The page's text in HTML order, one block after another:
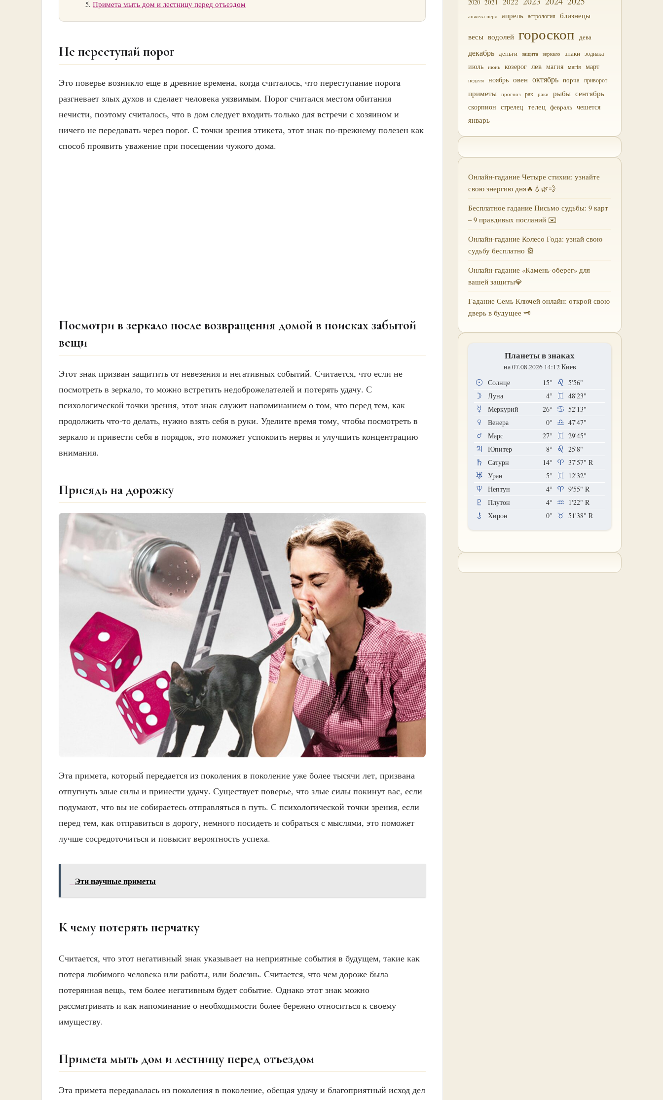
Примета мыть дом и лестницу перед отъездом
Не переступай порог
Это поверье возникло еще в древние времена, когда считалось, что переступание порога
разгневает злых духов и сделает человека уязвимым. Порог считался местом обитания
нечисти, поэтому считалось, что в дом следует входить только для встречи с хозяином и
ничего не передавать через порог. С точки зрения этикета, этот знак по-прежнему полезен как
способ проявить уважение при посещении чужого дома.
Посмотри в зеркало после возвращения домой в поисках забытой
вещи
Этот знак призван защитить от невезения и негативных событий. Считается, что если не
посмотреть в зеркало, то можно встретить недоброжелателей и потерять удачу. С
психологической точки зрения, этот знак служит напоминанием о том, что перед тем, как
продолжить что-то делать, нужно взять себя в руки. Уделите время тому, чтобы посмотреть в
зеркало и привести себя в порядок, это поможет успокоить нервы и улучшить концентрацию
внимания.
Присядь на дорожку
Эта примета, который передается из поколения в поколение уже более тысячи лет, призвана
отпугнуть злые силы и принести удачу. Существует поверье, что злые силы покинут вас, если
подумают, что вы не собираетесь отправляться в путь. С психологической точки зрения, если
перед тем, как отправиться в дорогу, немного посидеть и собраться с мыслями, это поможет
лучше сосредоточиться и повысит вероятность успеха.
Эти научные приметы
К чему потерять перчатку
Считается, что этот негативный знак указывает на неприятные события в будущем, такие как
потеря любимого человека или работы, или болезнь. Считается, что чем дороже была
потерянная вещь, тем более негативным будет событие. Однако этот знак можно
рассматривать и как напоминание о необходимости более бережно относиться к своему
имуществу.
Примета мыть дом и лестницу перед отъездом
Эта примета передавалась из поколения в поколение, обещая удачу и благоприятный исход дел
2020 2021
анжела перл апрель астрология близнецы
весы водолей гороскоп дева
декабрь деньги защита зеркало знаки зодиака
июль июнь козерог лев магия магія март
неделя ноябрь овен октябрь порча приворот
приметы прогноз рак раки рыбы сентябрь
скорпион стрелец телец февраль чешется
январь
Онлайн-гадание Четыре стихии: узнайте
свою энергию дня🔥💧🌿💨
Бесплатное гадание Письмо судьбы: 9 карт
– 9 правдивых посланий ✉️
Онлайн-гадание Колесо Года: узнай свою
судьбу бесплатно 🎡
Онлайн-гадание «Камень-оберег» для
вашей защиты💎
Гадание Семь Ключей онлайн: открой свою
дверь в будущее 🗝
Планеты в знаках
на 07.08.2026 14:12 Киев
Солнце 15°
5'56"
Луна
4°
48'23"
Меркурий
26°
52'13"
Венера
0°
47'47"
Марс
27°
29'45"
Юпитер
8°
25'8"
Сатурн
14° 37'57" R
Уран
5°
12'32"
Нептун
4° 9'55" R
Плутон
4° 1'22" R
Хирон
0° 51'38" R